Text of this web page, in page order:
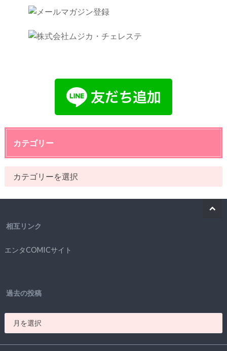
カテゴリー
相互リンク
エンタCOMICサイト
過去の投稿